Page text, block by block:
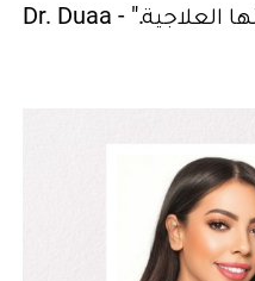
وتركيزاً، مما يزيد من فعاليتها العلاجية." - Dr. Duaa